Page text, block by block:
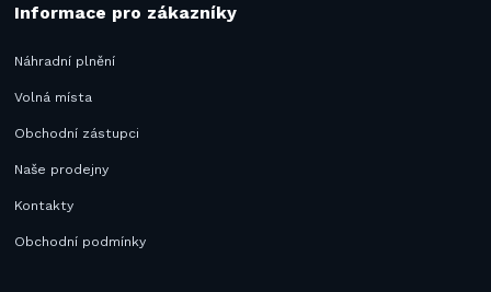
Informace pro zákazníky
Náhradní plnění
Volná místa
Obchodní zástupci
Naše prodejny
Kontakty
Obchodní podmínky